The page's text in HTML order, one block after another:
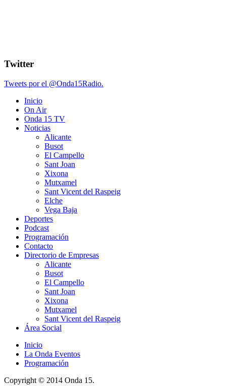
Twitter
Tweets por el @Onda15Radio.
Inicio
On Air
Onda 15 TV
Noticias
Alicante
Busot
El Campello
Sant Joan
Xixona
Mutxamel
Sant Vicent del Raspeig
Elche
Vega Baja
Deportes
Podcast
Programación
Contacto
Directorio de Empresas
Alicante
Busot
El Campello
Sant Joan
Xixona
Mutxamel
Sant Vicent del Raspeig
Área Social
Inicio
La Onda Eventos
Programación
Copyright © 2014 Onda 15.